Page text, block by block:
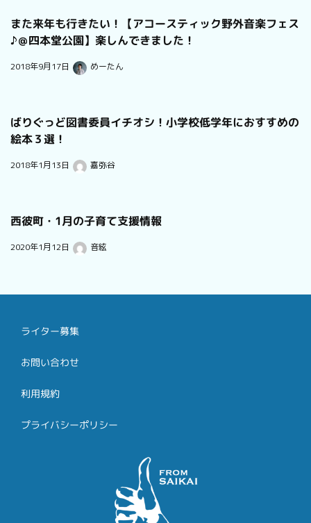
また来年も行きたい！【アコースティック野外音楽フェス
♪＠四本堂公園】楽しんできました！
2018年9月17日 めーたん
ばりぐっど図書委員イチオシ！小学校低学年におすすめの
絵本３選！
2018年1月13日 嘉弥谷
西彼町・1月の子育て支援情報
2020年1月12日 音絃
ライター募集
お問い合わせ
利用規約
プライバシーポリシー